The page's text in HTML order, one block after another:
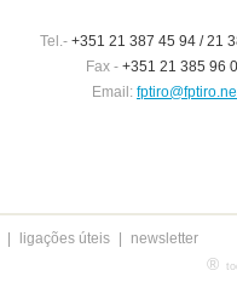
Tel.-+351 21 387 45 94 / 21
Fax - +351 21 385 96
Email:
ligações úteis newsletter
®